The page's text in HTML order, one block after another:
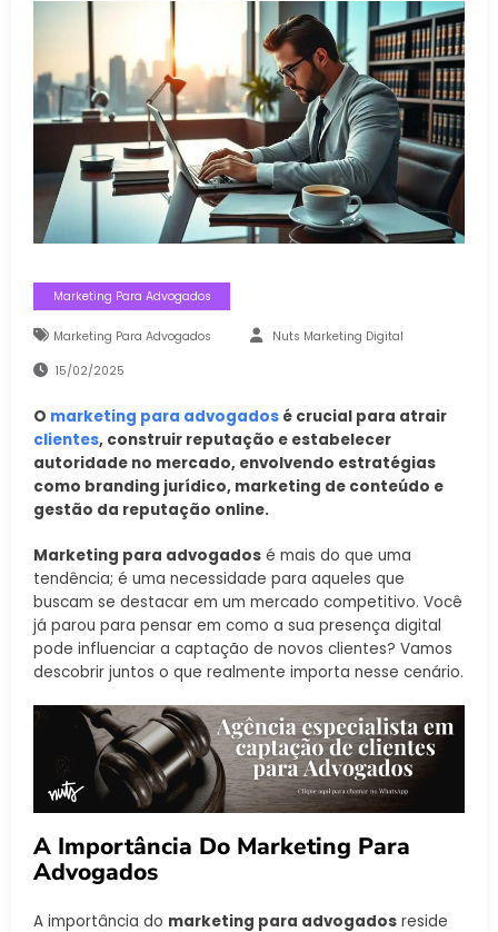
Marketing Para Advogados
Marketing Para Advogados Nuts Marketing Digital
15/02/2025
O marketing para advogados é crucial para atrair
clientes, construir reputação e estabelecer
autoridade no mercado, envolvendo estratégias
como branding jurídico, marketing de conteúdo e
gestão da reputação online.
Marketing para advogados é mais do que uma
tendência; é uma necessidade para aqueles que
buscam se destacar em um mercado competitivo. Você
já parou para pensar em como a sua presença digital
pode influenciar a captação de novos clientes? Vamos
descobrir juntos o que realmente importa nesse cenário.
A Importância Do Marketing Para
Advogados
A importância do marketing para advogados reside